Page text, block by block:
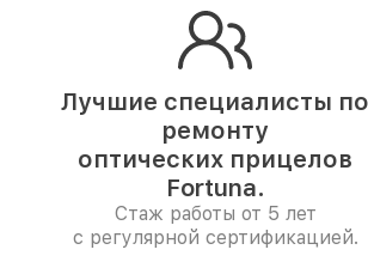
Лучшие специалисты по
ремонту
оптических прицелов
Fortuna.
Стаж работы от 5 лет
с регулярной сертификацией.